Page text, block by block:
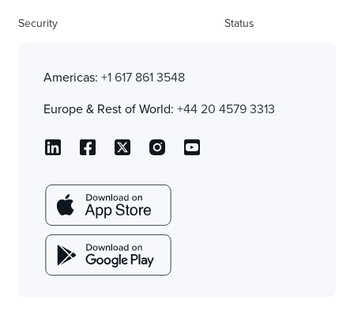
Security Status
Americas: +1 617 861 3548
Europe & Rest of World: +44 20 4579 3313